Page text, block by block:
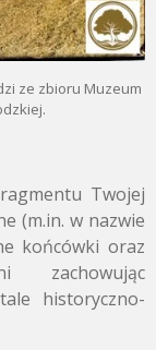
ze zbioru Muzeum
Twojej
(m.in. w nazwie
końcówki oraz
zachowując
historyczno-